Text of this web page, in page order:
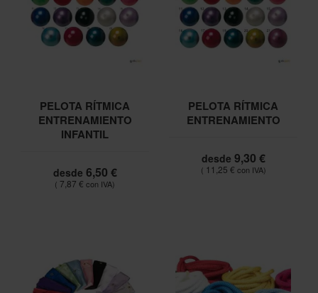
PELOTA RÍTMICA
ENTRENAMIENTO
INFANTIL
desde 6,50 €
7,87 €
PELOTA RÍTMICA
ENTRENAMIENTO
desde 9,30 €
11,25 €